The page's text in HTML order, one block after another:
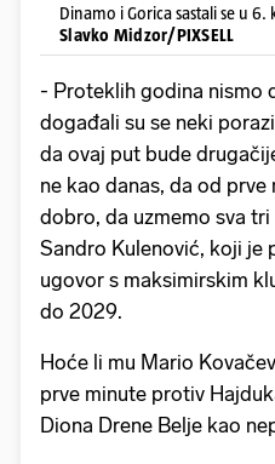
Dinamo i Gorica sastali se u 6.
Slavko Midzor/PIXSELL
- Proteklih godina nismo
događali su se neki
da ovaj put bude
ne kao danas, da od
dobro, da uzmemo sva
Sandro Kulenović, koji je
ugovor s maksimirskim
do 2029.
Hoće li mu Mario
prve minute protiv
Diona Drene Belje kao